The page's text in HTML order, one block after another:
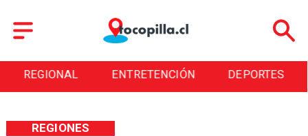
REGIONAL ENTRETENCIÓN DEPORTES
REGIONES